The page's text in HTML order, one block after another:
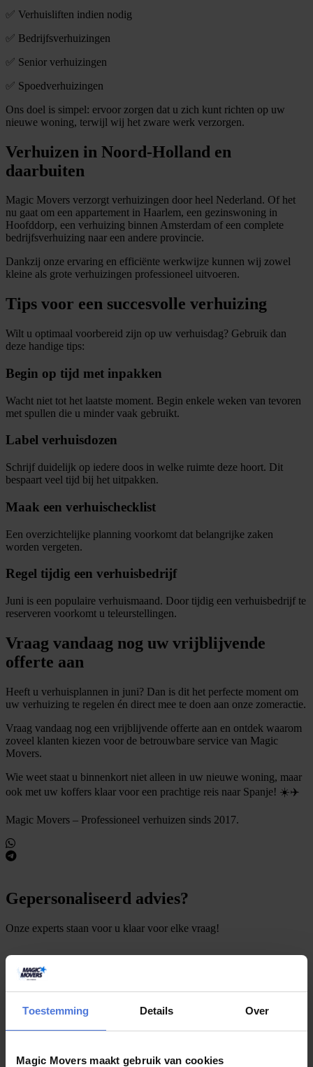
Toestemming Details Over
Magic Movers maakt gebruik van cookies
✅ Verhuisliften indien nodig
✅ Bedrijfsverhuizingen
✅ Senior verhuizingen
✅ Spoedverhuizingen
Ons doel is simpel: ervoor zorgen dat u zich kunt richten op uw
nieuwe woning, terwijl wij het zware werk verzorgen.
Verhuizen in Noord-Holland en
daarbuiten
Magic Movers verzorgt verhuizingen door heel Nederland. Of het
nu gaat om een appartement in Haarlem, een gezinswoning in
Hoofddorp, een verhuizing binnen Amsterdam of een complete
bedrijfsverhuizing naar een andere provincie.
Dankzij onze ervaring en efficiënte werkwijze kunnen wij zowel
kleine als grote verhuizingen professioneel uitvoeren.
Tips voor een succesvolle verhuizing
Wilt u optimaal voorbereid zijn op uw verhuisdag? Gebruik dan
deze handige tips:
Begin op tijd met inpakken
Wacht niet tot het laatste moment. Begin enkele weken van tevoren
met spullen die u minder vaak gebruikt.
Label verhuisdozen
Schrijf duidelijk op iedere doos in welke ruimte deze hoort. Dit
bespaart veel tijd bij het uitpakken.
Maak een verhuischecklist
Een overzichtelijke planning voorkomt dat belangrijke zaken
worden vergeten.
Regel tijdig een verhuisbedrijf
Juni is een populaire verhuismaand. Door tijdig een verhuisbedrijf te
reserveren voorkomt u teleurstellingen.
Vraag vandaag nog uw vrijblijvende
offerte aan
Heeft u verhuisplannen in juni? Dan is dit het perfecte moment om
uw verhuizing te regelen én direct mee te doen aan onze zomeractie.
Vraag vandaag nog een vrijblijvende offerte aan en ontdek waarom
zoveel klanten kiezen voor de betrouwbare service van Magic
Movers.
Wie weet staat u binnenkort niet alleen in uw nieuwe woning, maar
ook met uw koffers klaar voor een prachtige reis naar Spanje! ☀️✈️
Magic Movers – Professioneel verhuizen sinds 2017.
Gepersonaliseerd advies?
Onze experts staan voor u klaar voor elke vraag!